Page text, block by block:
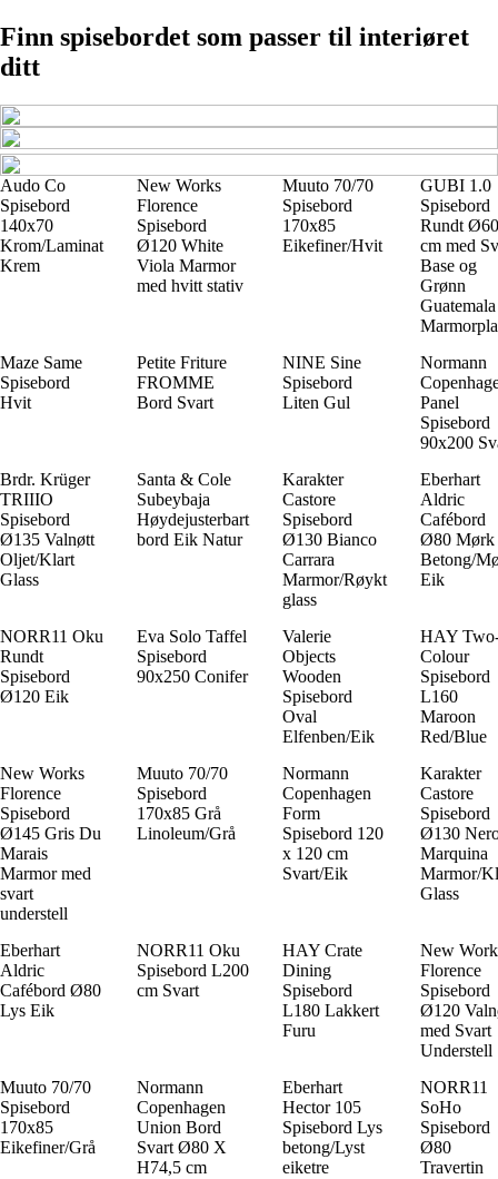
Finn spisebordet som passer til interiøret
ditt
Audo Co
Spisebord
140x70
Krom/Laminat
Krem
New Works
Florence
Spisebord
Ø120 White
Viola Marmor
med hvitt stativ
Muuto 70/70
Spisebord
170x85
Eikefiner/Hvit
GUBI 1.0
Spisebord
Rundt Ø60
cm med
Base og
Grønn
Guatemala
Maze Same
Spisebord
Hvit
Petite Friture
FROMME
Bord Svart
NINE Sine
Spisebord
Liten Gul
Normann
Panel
Spisebord
90x200
Brdr. Krüger
TRIIIO
Spisebord
Ø135 Valnøtt
Oljet/Klart
Glass
Santa & Cole
Subeybaja
Høydejusterbart
bord Eik Natur
Karakter
Castore
Spisebord
Ø130 Bianco
Carrara
Marmor/Røykt
glass
Eberhart
Aldric
Cafébord
Ø80 Mørk
Betong/
Eik
NORR11 Oku
Rundt
Spisebord
Ø120 Eik
Eva Solo Taffel
Spisebord
90x250 Conifer
Valerie
Objects
Wooden
Spisebord
Oval
Elfenben/Eik
HAY
Colour
Spisebord
L160
Maroon
Red/Blue
New Works
Florence
Spisebord
Ø145 Gris Du
Marais
Marmor med
svart
understell
Muuto 70/70
Spisebord
170x85 Grå
Linoleum/Grå
Normann
Copenhagen
Form
Spisebord 120
x 120 cm
Svart/Eik
Karakter
Castore
Spisebord
Ø130
Marquina
Marmor/
Glass
Eberhart
Aldric
Cafébord Ø80
Lys Eik
NORR11 Oku
Spisebord L200
cm Svart
HAY Crate
Dining
Spisebord
L180 Lakkert
Furu
New
Florence
Spisebord
Ø120
med Svart
Understell
Muuto 70/70
Spisebord
170x85
Eikefiner/Grå
Normann
Copenhagen
Union Bord
Svart Ø80 X
H74,5 cm
Eberhart
Hector 105
Spisebord Lys
betong/Lyst
eiketre
NORR11
SoHo
Spisebord
Ø80
Travertin